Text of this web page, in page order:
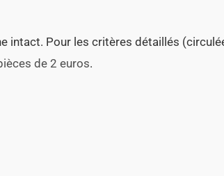
intact. Pour les critères détaillés
de 2 euros.